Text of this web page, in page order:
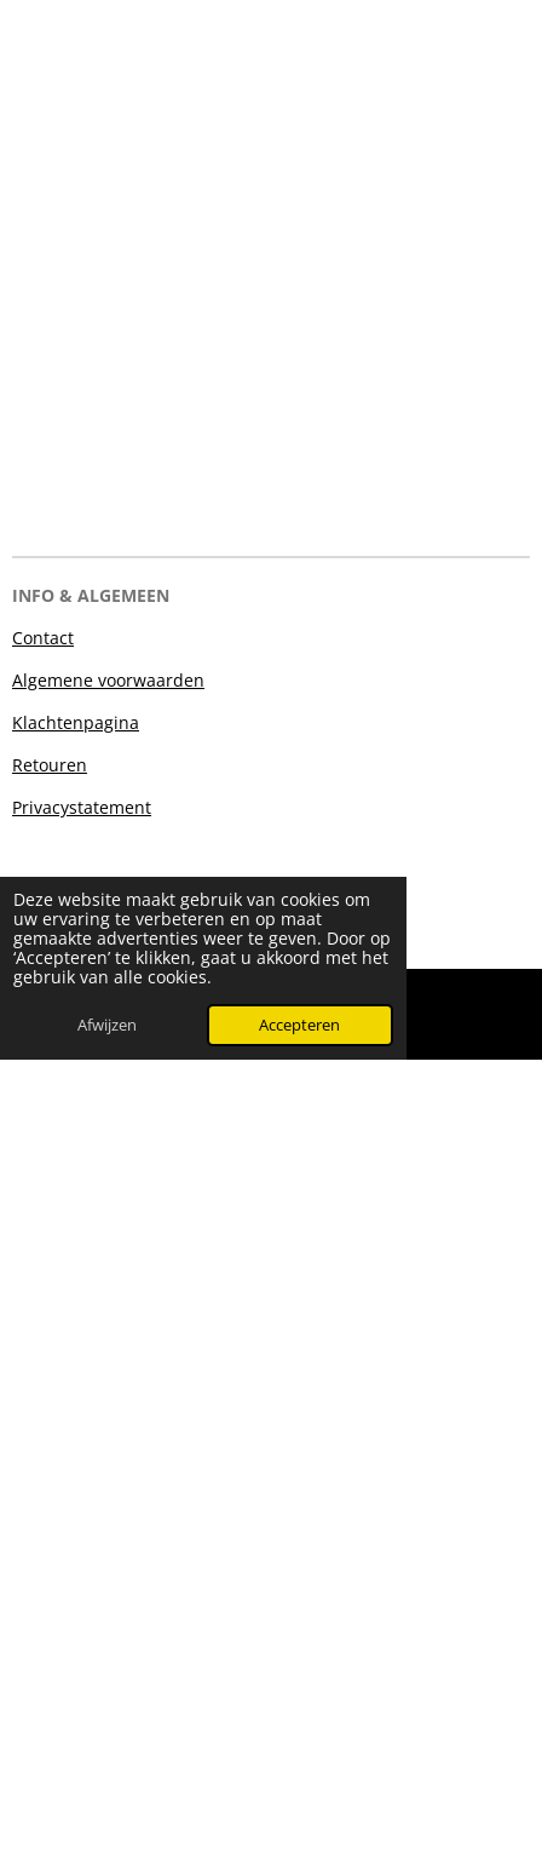
Deze website maakt gebruik van cookies om
uw ervaring te verbeteren en op maat
gemaakte advertenties weer te geven. Door op
‘Accepteren’ te klikken, gaat u akkoord met het
gebruik van alle cookies.
Afwijzen Accepteren
INFO & ALGEMEEN
Contact
Algemene voorwaarden
Klachtenpagina
Retouren
Privacystatement
© 2024 - 2026 Beauty & More by Robyn
WhatsApp